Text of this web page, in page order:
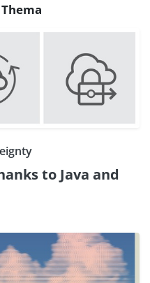
to Java and